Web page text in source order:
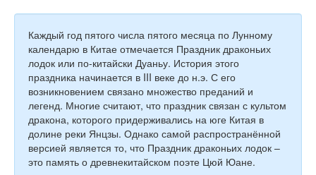
Игры
Учитель
Каждый год пятого числа пятого месяца по Лунному
календарю в Китае отмечается Праздник драконьих
лодок или по-китайски Дуаньу. История этого
праздника начинается в III веке до н.э. С его
возникновением связано множество преданий и
легенд. Многие считают, что праздник связан с культом
дракона, которого придерживались на юге Китая в
долине реки Янцзы. Однако самой распространённой
версией является то, что Праздник драконьих лодок –
это память о древнекитайском поэте Цюй Юане.